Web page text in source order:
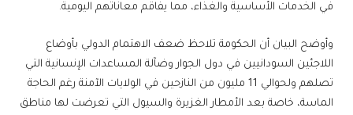
في الخدمات الأساسية والغذاء، مما يفاقم معاناتهم اليومية.
وأوضح البيان أن الحكومة تلاحظ ضعف الاهتمام الدولي بأوضاع
اللاجئين السودانيين في دول الجوار وضآلة المساعدات الإنسانية التي
تصلهم ولحوالي 11 مليون من النازحين في الولايات الآمنة رغم الحاجة
الماسة، خاصة بعد الأمطار الغزيرة والسيول التي تعرضت لها مناطق